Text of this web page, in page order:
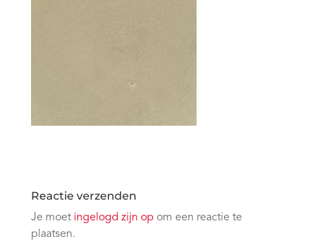
Reactie verzenden
Je moet ingelogd zijn op om een reactie te
plaatsen.